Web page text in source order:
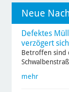
Neue
Defektes
verzögert sich
Betroffen sind
mehr